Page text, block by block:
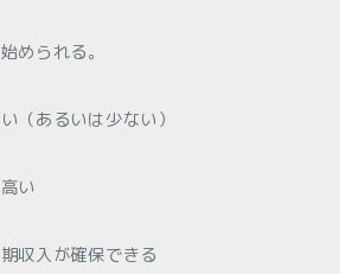
められる。
（あるいは少ない）
い
収入が確保できる